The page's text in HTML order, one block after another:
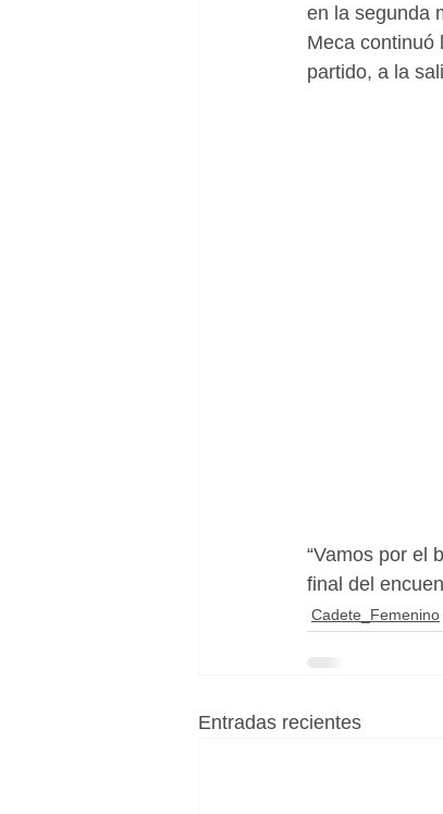
en la segunda
Meca continuó
partido, a la
“Vamos por el
final del
Cadete_Femenino
Entradas recientes